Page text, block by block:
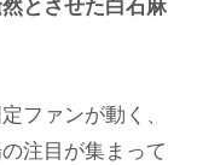
ファンが動く、
注目が集まって